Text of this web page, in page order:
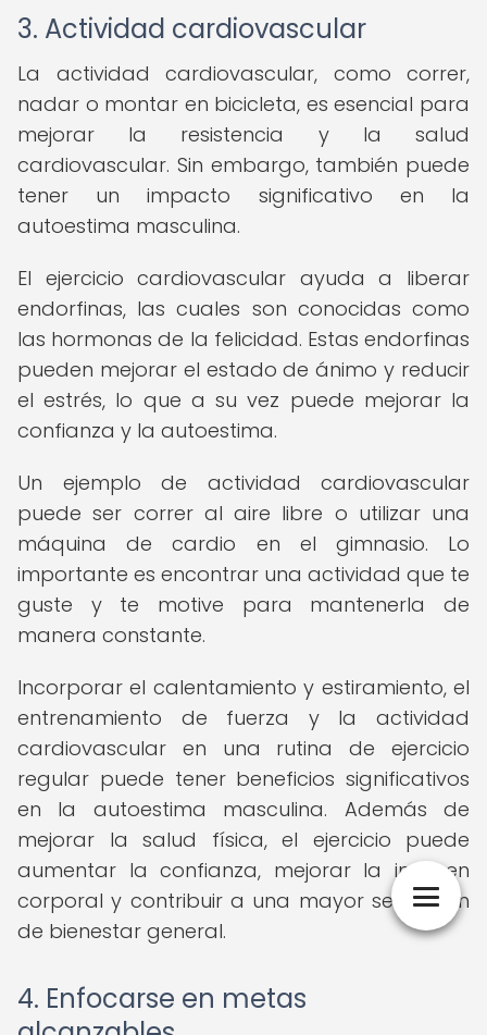
3. Actividad cardiovascular
La actividad cardiovascular, como correr,
nadar o montar en bicicleta, es esencial para
mejorar la resistencia y la salud
cardiovascular. Sin embargo, también puede
tener un impacto significativo en la
autoestima masculina.
El ejercicio cardiovascular ayuda a liberar
endorfinas, las cuales son conocidas como
las hormonas de la felicidad. Estas endorfinas
pueden mejorar el estado de ánimo y reducir
el estrés, lo que a su vez puede mejorar la
confianza y la autoestima.
Un ejemplo de actividad cardiovascular
puede ser correr al aire libre o utilizar una
máquina de cardio en el gimnasio. Lo
importante es encontrar una actividad que te
guste y te motive para mantenerla de
manera constante.
Incorporar el calentamiento y estiramiento, el
entrenamiento de fuerza y la actividad
cardiovascular en una rutina de ejercicio
regular puede tener beneficios significativos
en la autoestima masculina. Además de
mejorar la salud física, el ejercicio puede
aumentar la confianza, mejorar la imagen
corporal y contribuir a una mayor sensación
de bienestar general.
4. Enfocarse en metas